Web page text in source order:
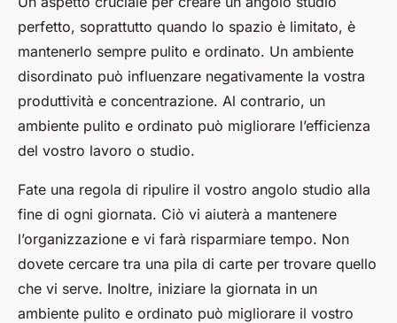
perfetto, soprattutto quando lo spazio è limitato, è
mantenerlo sempre pulito e ordinato. Un ambiente
disordinato può influenzare negativamente la vostra
produttività e concentrazione. Al contrario, un
ambiente pulito e ordinato può migliorare l’efficienza
del vostro lavoro o studio.
Fate una regola di ripulire il vostro angolo studio alla
fine di ogni giornata. Ciò vi aiuterà a mantenere
l’organizzazione e vi farà risparmiare tempo. Non
dovete cercare tra una pila di carte per trovare quello
che vi serve. Inoltre, iniziare la giornata in un
ambiente pulito e ordinato può migliorare il vostro